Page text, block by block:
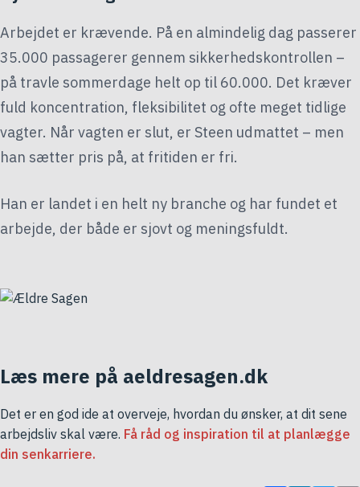
Arbejdet er krævende. På en almindelig dag passerer
35.000 passagerer gennem sikkerhedskontrollen –
på travle sommerdage helt op til 60.000. Det kræver
fuld koncentration, fleksibilitet og ofte meget tidlige
vagter. Når vagten er slut, er Steen udmattet – men
han sætter pris på, at fritiden er fri.
Han er landet i en helt ny branche og har fundet et
arbejde, der både er sjovt og meningsfuldt.
Læs mere på aeldresagen.dk
Det er en god ide at overveje, hvordan du ønsker, at dit sene
arbejdsliv skal være. Få råd og inspiration til at planlægge
din senkarriere.